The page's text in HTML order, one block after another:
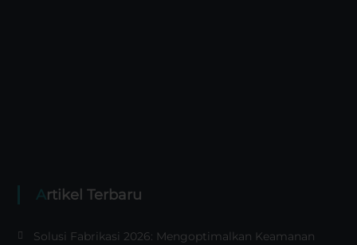
Artikel Terbaru
Solusi Fabrikasi 2026: Mengoptimalkan Keamanan